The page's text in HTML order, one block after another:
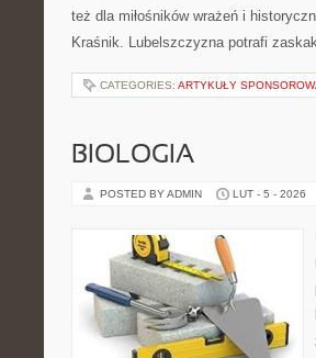
też dla miłośników wrażeń i
Kraśnik. Lubelszczyzna potrafi
CATEGORIES: ARTYKUŁY
BIOLOGIA
POSTED BY ADMIN LUT - 5 - 2026